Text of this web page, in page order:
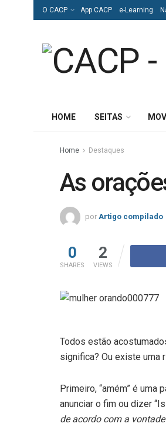
O CACP App CACP e-Learning
HOME SEITAS
Home Destaques
As
por Artigo compilado
0
SHARES
2
VIEWS
Todos estão
significa? Ou existe uma
Primeiro, “amém” é
anunciar o fim ou dizer
de acordo com a vontade